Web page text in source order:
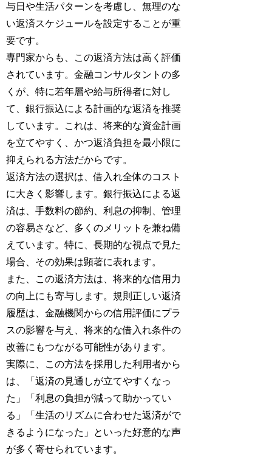
与日や生活パターンを考慮し、無理のな
い返済スケジュールを設定することが重
要です。
専門家からも、この返済方法は高く評価
されています。金融コンサルタントの多
くが、特に若年層や給与所得者に対し
て、銀行振込による計画的な返済を推奨
しています。これは、将来的な資金計画
を立てやすく、かつ返済負担を最小限に
抑えられる方法だからです。
返済方法の選択は、借入れ全体のコスト
に大きく影響します。銀行振込による返
済は、手数料の節約、利息の抑制、管理
の容易さなど、多くのメリットを兼ね備
えています。特に、長期的な視点で見た
場合、その効果は顕著に表れます。
また、この返済方法は、将来的な信用力
の向上にも寄与します。規則正しい返済
履歴は、金融機関からの信用評価にプラ
スの影響を与え、将来的な借入れ条件の
改善にもつながる可能性があります。
実際に、この方法を採用した利用者から
は、「返済の見通しが立てやすくなっ
た」「利息の負担が減って助かってい
る」「生活のリズムに合わせた返済がで
きるようになった」といった好意的な声
が多く寄せられています。